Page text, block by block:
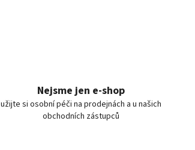
Nejsme jen e-shop
užijte si osobní péči na prodejnách a u našich
obchodních zástupců